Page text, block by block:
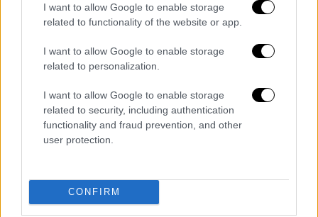
I want to allow Google to enable storage
related to functionality of the website or app.
I want to allow Google to enable storage
related to personalization.
I want to allow Google to enable storage
related to security, including authentication
functionality and fraud prevention, and other
user protection.
CONFIRM
οποιοδήποτε άλλο οικοσύστημα, σύμφωνα
εθνική αξιολόγηση της
βιοποικιλότητας του 2018. Η έκθεση
σημειώνει ότι τα μισά από τα είδη ψαριών
γλυκού νερού της Νότιας Αφρικής δεν
απαντώνται πουθενά αλλού στον κόσμο,
οπότε χρειάζονται στρατηγικές διατήρησης
για την πρόληψη της μείωσης των
απειλών.
«Είμαι μάρτυρας αυτής της εκτεταμένης